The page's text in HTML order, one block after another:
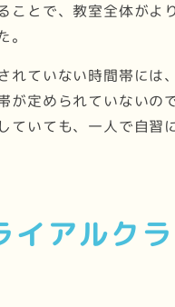
ことで、教室全体が
れていない時間帯には
が定められていない
ていても、一人で自習
イアルク